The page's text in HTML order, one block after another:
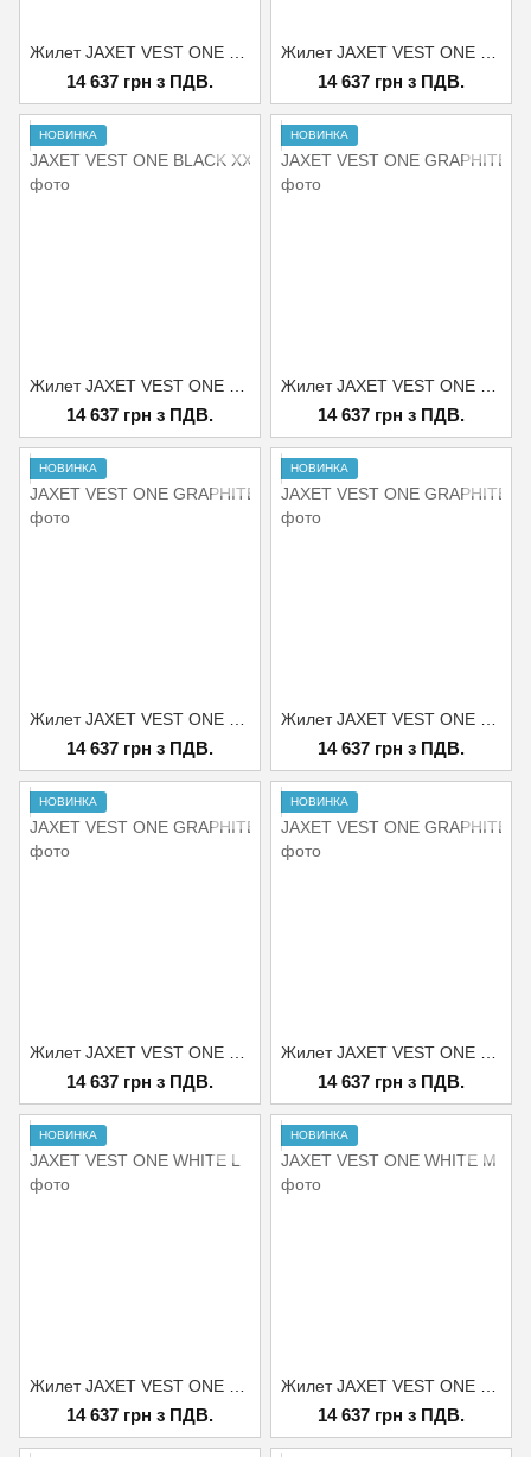
14 637 грн з ПДВ. 14 637 грн з ПДВ.
НОВИНКА
14 637 грн з ПДВ.
НОВИНКА
14 637 грн з ПДВ.
НОВИНКА
14 637 грн з ПДВ.
НОВИНКА
14 637 грн з ПДВ.
НОВИНКА
14 637 грн з ПДВ.
НОВИНКА
14 637 грн з ПДВ.
НОВИНКА
14 637 грн з ПДВ.
НОВИНКА
14 637 грн з ПДВ.